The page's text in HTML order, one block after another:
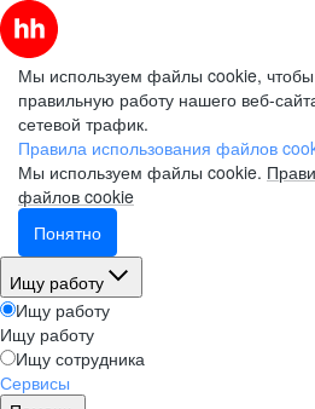
Мы используем файлы cookie, чтобы
правильную работу нашего веб-
сетевой трафик.
Правила использования файлов
Мы используем файлы cookie.
файлов cookie
Понятно
Ищу работу
Ищу работу
Ищу работу
Ищу сотрудника
Сервисы